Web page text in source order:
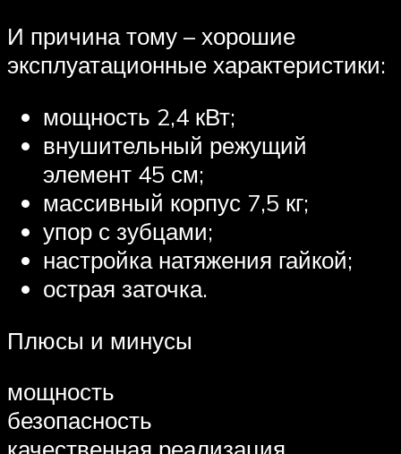
И причина тому – хорошие
эксплуатационные характеристики:
мощность 2,4 кВт;
внушительный режущий
элемент 45 см;
массивный корпус 7,5 кг;
упор с зубцами;
настройка натяжения гайкой;
острая заточка.
Плюсы и минусы
мощность
безопасность